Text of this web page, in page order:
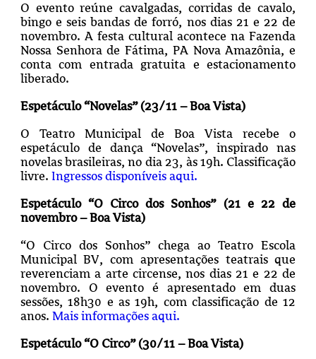
O evento reúne cavalgadas, corridas de cavalo,
bingo e seis bandas de forró, nos dias 21 e 22 de
novembro. A festa cultural acontece na Fazenda
Nossa Senhora de Fátima, PA Nova Amazônia, e
conta com entrada gratuita e estacionamento
liberado.
Espetáculo “Novelas” (23/11 – Boa Vista)
O Teatro Municipal de Boa Vista recebe o
espetáculo de dança “Novelas”, inspirado nas
novelas brasileiras, no dia 23, às 19h. Classificação
livre. Ingressos disponíveis aqui.
Espetáculo “O Circo dos Sonhos” (21 e 22 de
novembro – Boa Vista)
“O Circo dos Sonhos” chega ao Teatro Escola
Municipal BV, com apresentações teatrais que
reverenciam a arte circense, nos dias 21 e 22 de
novembro. O evento é apresentado em duas
sessões, 18h30 e as 19h, com classificação de 12
anos. Mais informações aqui.
Espetáculo “O Circo” (30/11 – Boa Vista)